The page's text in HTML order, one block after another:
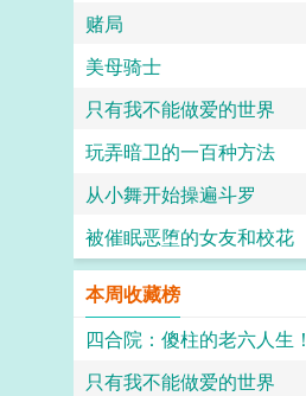
赌局
美母骑士
只有我不能做爱的世界
玩弄暗卫的一百种方法
从小舞开始操遍斗罗
被催眠恶堕的女友和校花
本周收藏榜
四合院：傻柱的老六人生！
只有我不能做爱的世界